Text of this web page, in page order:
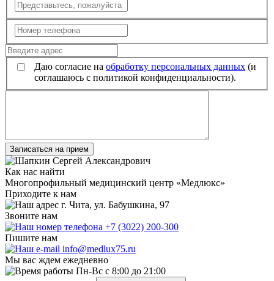
Даю согласие на обработку персональных данных (и
соглашаюсь с политикой конфиденциальности).
Записаться на прием
Как нас найти
Многопрофильный медицинский центр «Медлюкс»
Приходите к нам
г. Чита, ул. Бабушкина, 97
Звоните нам
+7 (3022) 200-300
Пишите нам
info@medlux75.ru
Мы вас ждем ежедневно
Пн-Вс с 8:00 до 21:00